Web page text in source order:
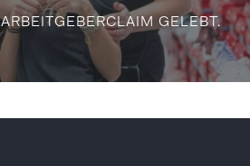
GELEBT.